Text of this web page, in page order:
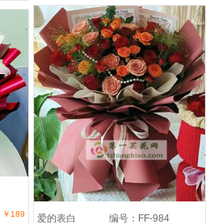
￥189 爱的表白 编号：FF-984